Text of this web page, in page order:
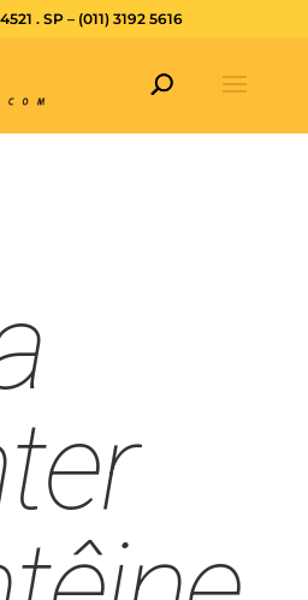
. SP – (011) 3192 5616